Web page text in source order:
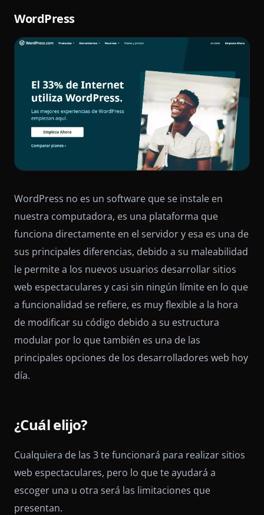
WordPress
WordPress no es un software que se instale en
nuestra computadora, es una plataforma que
funciona directamente en el servidor y esa es una de
sus principales diferencias, debido a su maleabilidad
le permite a los nuevos usuarios desarrollar sitios
web espectaculares y casi sin ningún límite en lo que
a funcionalidad se refiere, es muy flexible a la hora
de modificar su código debido a su estructura
modular por lo que también es una de las
principales opciones de los desarrolladores web hoy
día.
¿Cuál elijo?
Cualquiera de las 3 te funcionará para realizar sitios
web espectaculares, pero lo que te ayudará a
escoger una u otra será las limitaciones que
presentan.